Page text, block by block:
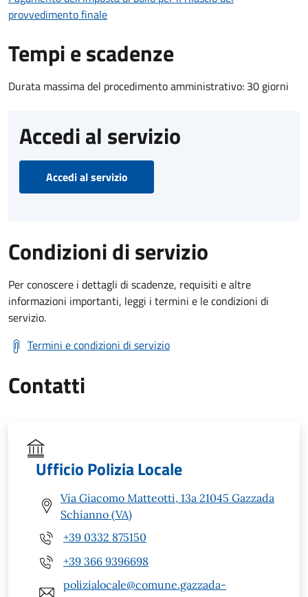
provvedimento finale
Tempi e scadenze
Durata massima del procedimento amministrativo: 30 giorni
Accedi al servizio
Accedi al servizio
Condizioni di servizio
Per conoscere i dettagli di scadenze, requisiti e altre
informazioni importanti, leggi i termini e le condizioni di
servizio.
Termini e condizioni di servizio
Contatti
Ufficio Polizia Locale
Via Giacomo Matteotti, 13a 21045 Gazzada
Schianno (VA)
+39 0332 875150
+39 366 9396698
polizialocale@comune.gazzada-